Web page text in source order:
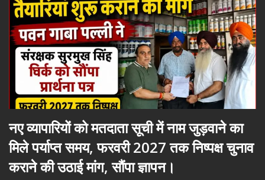
नए व्यापारियों को मतदाता सूची में नाम जुड़वाने का
मिले पर्याप्त समय, फरवरी 2027 तक निष्पक्ष चुनाव
कराने की उठाई मांग, सौंपा ज्ञापन।